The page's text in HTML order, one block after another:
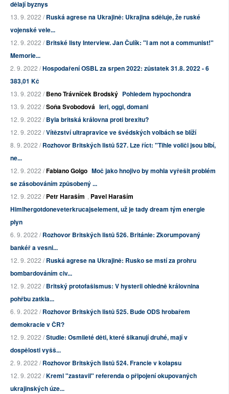
dělají byznys
13. 9. 2022 /Ruská agrese na Ukrajině: Ukrajina sděluje, že ruské
vojenské vele...
12. 9. 2022 /Britské listy Interview. Jan Čulík: "I am not a communist!"
Memorie...
2. 9. 2022 /Hospodaření OSBL za srpen 2022: zůstatek 31.8. 2022 - 6
383,01 Kč
13. 9. 2022 /Beno Trávníček Brodský Pohledem hypochondra
13. 9. 2022 /Soňa Svobodová Ieri, oggi, domani
12. 9. 2022 /Byla britská královna proti brexitu?
12. 9. 2022 /Vítězství ultrapravice ve švédských volbách se blíží
8. 9. 2022 /Rozhovor Britských listů 527. Lze říct: "Tihle voliči jsou blbí,
ne...
12. 9. 2022 /Fabiano Golgo Moč jako hnojivo by mohla vyřešit problém
se zásobováním způsobený ...
12. 9. 2022 /Petr Haraším , Pavel Haraším
Himlhergotdoneveterkrucajselement, už je tady dream tým energie
plyn
6. 9. 2022 /Rozhovor Britských listů 526. Británie: Zkorumpovaný
bankéř a vesni...
12. 9. 2022 /Ruská agrese na Ukrajině: Rusko se mstí za prohru
bombardováním civ...
12. 9. 2022 /Britský protofašismus: V hysterii ohledně královnina
pohřbu zatkla...
6. 9. 2022 /Rozhovor Britských listů 525. Bude ODS hrobařem
demokracie v ČR?
12. 9. 2022 /Studie: Osmileté děti, které šikanují druhé, mají v
dospělosti vyšš...
2. 9. 2022 /Rozhovor Britských listů 524. Francie v kolapsu
12. 9. 2022 /Kreml "zastavil" referenda o připojení okupovaných
ukrajinských úze...